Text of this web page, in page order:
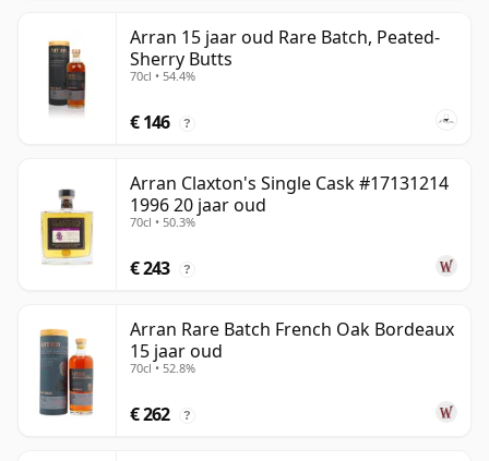
Arran 15 jaar oud Rare Batch, Peated-
Sherry Butts
70cl • 54.4%
€ 146 ?
Arran Claxton's Single Cask #17131214
1996 20 jaar oud
70cl • 50.3%
€ 243 ?
Arran Rare Batch French Oak Bordeaux
15 jaar oud
70cl • 52.8%
€ 262 ?